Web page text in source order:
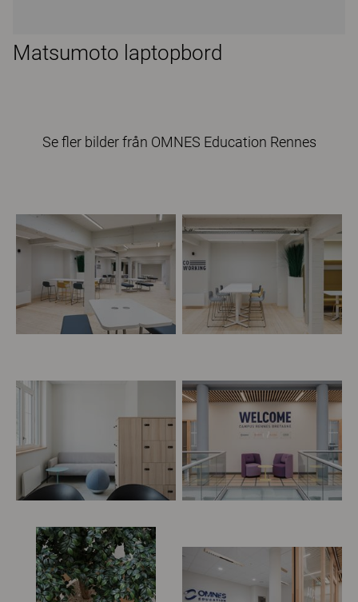
Matsumoto laptopbord
Se fler bilder från OMNES Education Rennes